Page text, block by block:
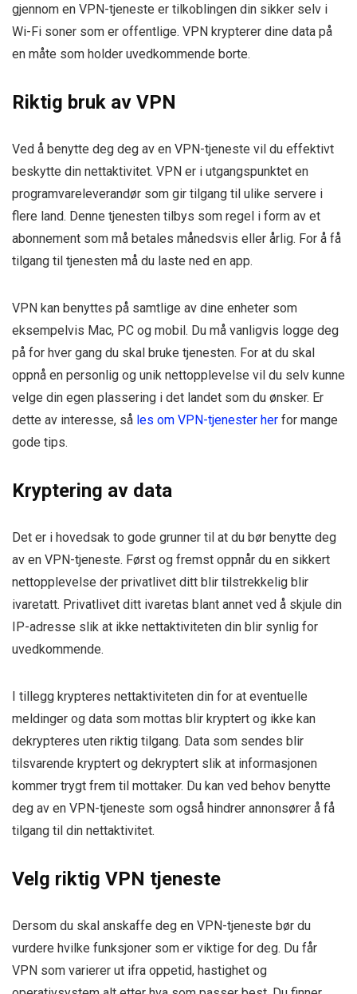
gjennom en VPN-tjeneste er tilkoblingen din sikker selv i
Wi-Fi soner som er offentlige. VPN krypterer dine data på
en måte som holder uvedkommende borte.
Riktig bruk av VPN
Ved å benytte deg deg av en VPN-tjeneste vil du effektivt
beskytte din nettaktivitet. VPN er i utgangspunktet en
programvareleverandør som gir tilgang til ulike servere i
flere land. Denne tjenesten tilbys som regel i form av et
abonnement som må betales månedsvis eller årlig. For å få
tilgang til tjenesten må du laste ned en app.
VPN kan benyttes på samtlige av dine enheter som
eksempelvis Mac, PC og mobil. Du må vanligvis logge deg
på for hver gang du skal bruke tjenesten. For at du skal
oppnå en personlig og unik nettopplevelse vil du selv kunne
velge din egen plassering i det landet som du ønsker. Er
dette av interesse, så les om VPN-tjenester her for mange
gode tips.
Kryptering av data
Det er i hovedsak to gode grunner til at du bør benytte deg
av en VPN-tjeneste. Først og fremst oppnår du en sikkert
nettopplevelse der privatlivet ditt blir tilstrekkelig blir
ivaretatt. Privatlivet ditt ivaretas blant annet ved å skjule din
IP-adresse slik at ikke nettaktiviteten din blir synlig for
uvedkommende.
I tillegg krypteres nettaktiviteten din for at eventuelle
meldinger og data som mottas blir kryptert og ikke kan
dekrypteres uten riktig tilgang. Data som sendes blir
tilsvarende kryptert og dekryptert slik at informasjonen
kommer trygt frem til mottaker. Du kan ved behov benytte
deg av en VPN-tjeneste som også hindrer annonsører å få
tilgang til din nettaktivitet.
Velg riktig VPN tjeneste
Dersom du skal anskaffe deg en VPN-tjeneste bør du
vurdere hvilke funksjoner som er viktige for deg. Du får
VPN som varierer ut ifra oppetid, hastighet og